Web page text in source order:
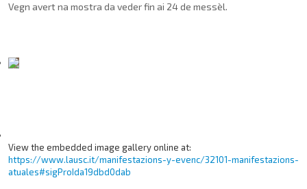
Vegn avert na mostra da veder fin ai 24 de messèl.
View the embedded image gallery online at:
https://www.lausc.it/manifestazions-y-evenc/32101-manifestazions-
atuales#sigProIda19dbd0dab